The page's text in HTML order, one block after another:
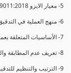
5- معيار الايزو 19011:2018.
6- منهج العملية في التدقيق الداخلي.
7- الأساسيات المتعلقة بعملية التدقيق الداخلي.
8- تعريف عدم المطابقة والملاحظات.
9- الترتيب والتنظيم للتدقيق الداخلي.